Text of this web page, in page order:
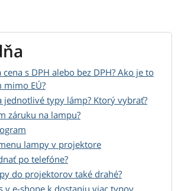
s DPH alebo bez DPH? Ako je to
mimo EÚ?
jednotlivé typy lámp? Ktorý vybrať?
záruku na lampu?
lampy v projektore
po telefóne?
do projektorov také drahé?